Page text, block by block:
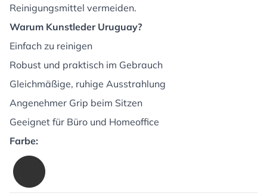
Reinigungsmittel vermeiden.
Warum Kunstleder Uruguay?
Einfach zu reinigen
Robust und praktisch im Gebrauch
Gleichmäßige, ruhige Ausstrahlung
Angenehmer Grip beim Sitzen
Geeignet für Büro und Homeoffice
Farbe: